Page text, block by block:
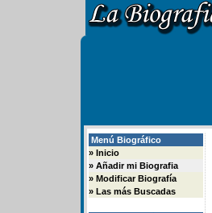
Menú Biográfico
» Inicio
» Añadir mi Biografia
» Modificar Biografía
» Las más Buscadas